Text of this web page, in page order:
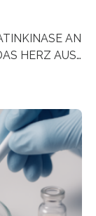
AN
HERZ AUS
bei
versagen
der
Die
häufigste